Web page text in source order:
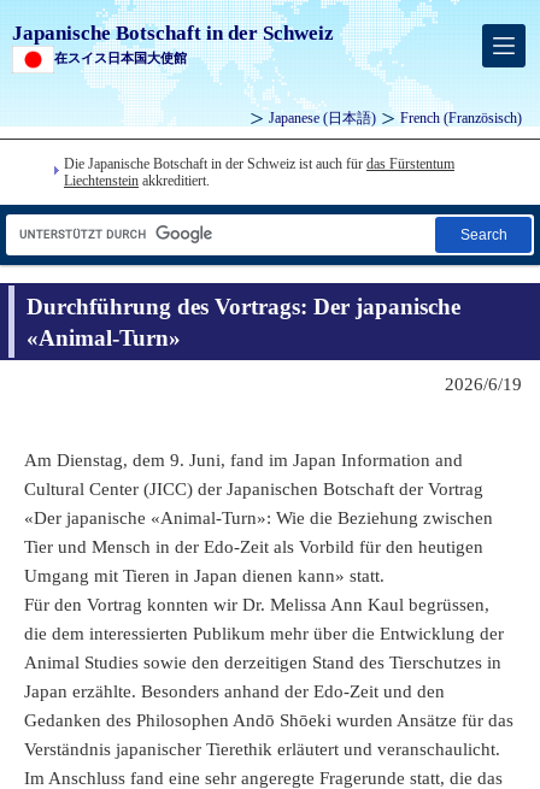
Japanische Botschaft in der Schweiz
在スイス日本国大使館
Japanese (日本語) French(Französisch)
Die Japanische Botschaft in der Schweiz ist auch für das Fürstentum
Liechtenstein akkreditiert.
Search
Durchführung des Vortrags: Der japanische
«Animal-Turn»
2026/6/19
Am Dienstag, dem 9. Juni, fand im Japan Information and
Cultural Center (JICC) der Japanischen Botschaft der Vortrag
«Der japanische «Animal-Turn»: Wie die Beziehung zwischen
Tier und Mensch in der Edo-Zeit als Vorbild für den heutigen
Umgang mit Tieren in Japan dienen kann» statt.
Für den Vortrag konnten wir Dr. Melissa Ann Kaul begrüssen,
die dem interessierten Publikum mehr über die Entwicklung der
Animal Studies sowie den derzeitigen Stand des Tierschutzes in
Japan erzählte. Besonders anhand der Edo-Zeit und den
Gedanken des Philosophen Andō Shōeki wurden Ansätze für das
Verständnis japanischer Tierethik erläutert und veranschaulicht.
Im Anschluss fand eine sehr angeregte Fragerunde statt, die das